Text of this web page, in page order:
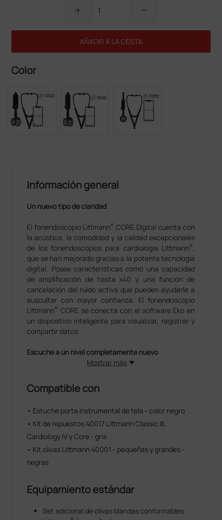
add remove
AÑADIR A LA CESTA
Color
Información general
Un nuevo tipo de claridad
El fonendoscopio Littmann® CORE Digital cuenta con
la acústica, la comodidad y la calidad excepcionales
de los fonendoscopios para cardiología Littmann®,
que se han mejorado gracias a la potente tecnología
digital. Posee características como una capacidad
de amplificación de hasta x40 y una función de
cancelación del ruido activa que pueden ayudarle a
auscultar con mayor confianza. El fonendoscopio
Littmann® CORE se conecta con el software Eko en
un dispositivo inteligente para visualizar, registrar y
compartir datos.
Escuche a un nivel completamente nuevo
FDA cambia entre los modos de escucha analógico y
amplificado para que usted pueda escuchar de la
tecnología de membrana de doble frecuencia le
permite escuchar sonidos de diferentes frecuencias
con solo ajustar la presión ejercida sobre la
campana. Mantenga ligeramente presionada la
campana en el paciente para escuchar sonidos de
baja frecuencia y ejerza un poco más de presión para
superblandas se adaptan a las orejas de cada
persona para ofrecer la comodidad óptima y un
aislamiento acústico excelente.
Mostrar más
Compatible con
• Estuche porta instrumental de tela - color negro
• Kit de repuestos 40017 Littmann Classic III,
Cardiology IV y Core - gris
• Kit olivas Littmann 40001 - pequeñas y grandes -
negras
Equipamiento estándar
Set adicional de olivas blandas conformables